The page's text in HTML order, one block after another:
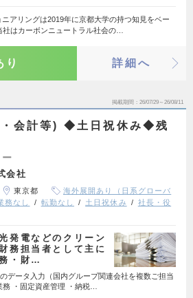
アリングは2019年に京都大学の持つ知見をベー
はカーボンニュートラル社会の…
り 詳細へ
掲載期間 26/07/29～26/08/11
・会計等) ◆土日祝休み◆残
会社
東京都
海外展開あり（日系グローバ
務なし 転勤なし 土日祝休み
社長・役
発電などのクリーン
務担当者として主に
・財…
データ入力（国内グループ関連会社を複数ご担当
・固定資産管理 ・納税…